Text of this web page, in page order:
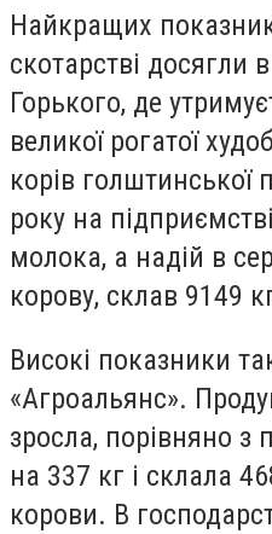
Найкращих
скотарстві досягли
Горького, де
великої рогатої
корів
року на
молока, а надій в
корову, склав 9149
Високі показники
«Агроальянс».
зросла, порівняно
на 337 кг і склала
корови. В